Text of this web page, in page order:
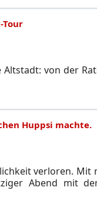
von der
Huppsi machte.
verloren.
Abend mit